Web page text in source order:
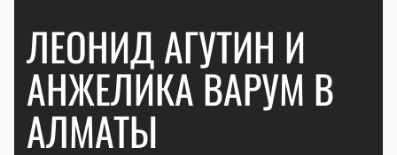
ЛЕОНИД АГУТИН И
АНЖЕЛИКА ВАРУМ В
АЛМАТЫ